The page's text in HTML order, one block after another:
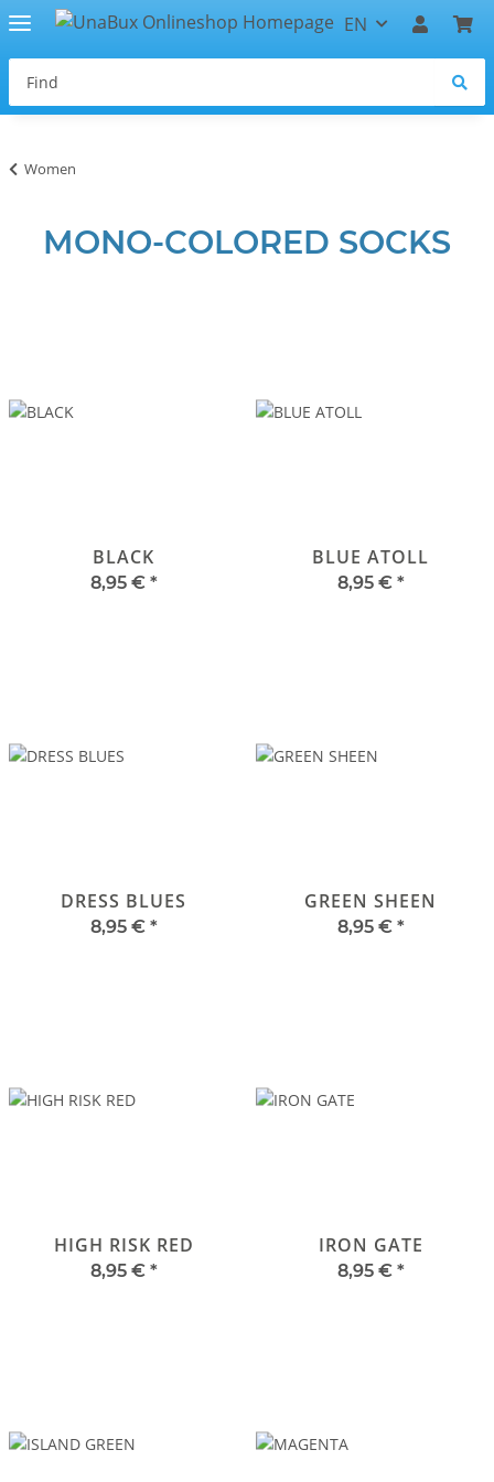
EN
Women
MONO-COLORED SOCKS
BLACK
8,95 € *
BLUE ATOLL
8,95 € *
DRESS BLUES
8,95 € *
GREEN SHEEN
8,95 € *
HIGH RISK RED
8,95 € *
IRON GATE
8,95 € *